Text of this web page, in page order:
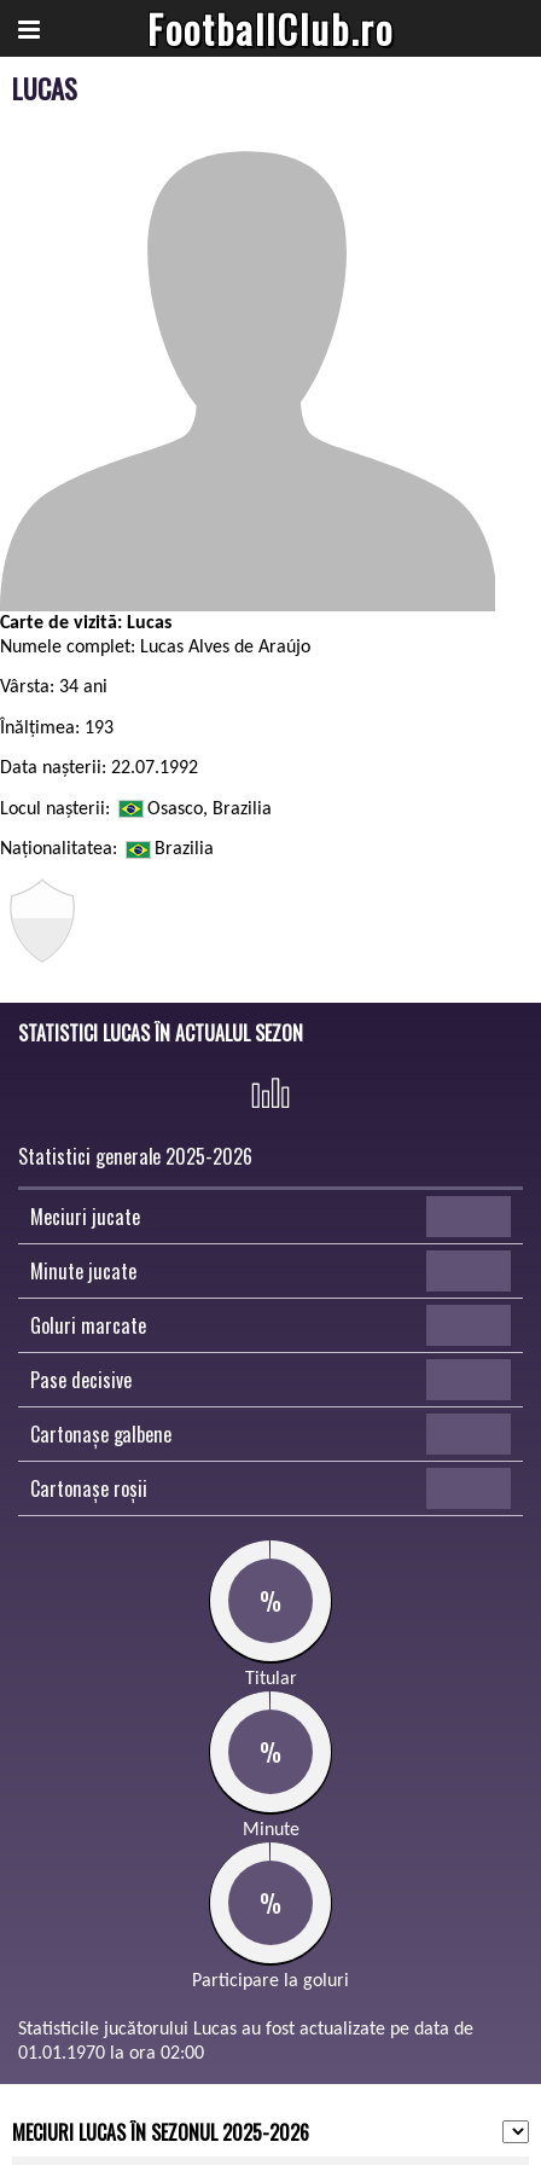
FootballClub.ro
LUCAS
Carte de vizită: Lucas
Numele complet: Lucas Alves de Araújo
Vârsta: 34 ani
Înălțimea: 193
Data nașterii: 22.07.1992
Locul nașterii: Osasco, Brazilia
Naționalitatea: Brazilia
STATISTICI LUCAS ÎN ACTUALUL SEZON
Statistici generale 2025-2026
Meciuri jucate
Minute jucate
Goluri marcate
Pase decisive
Cartonașe galbene
Cartonașe roșii
%
Titular
%
Minute
%
Participare la goluri
Statisticile jucătorului Lucas au fost actualizate pe data de
01.01.1970 la ora 02:00
MECIURI LUCAS ÎN SEZONUL 2025-2026